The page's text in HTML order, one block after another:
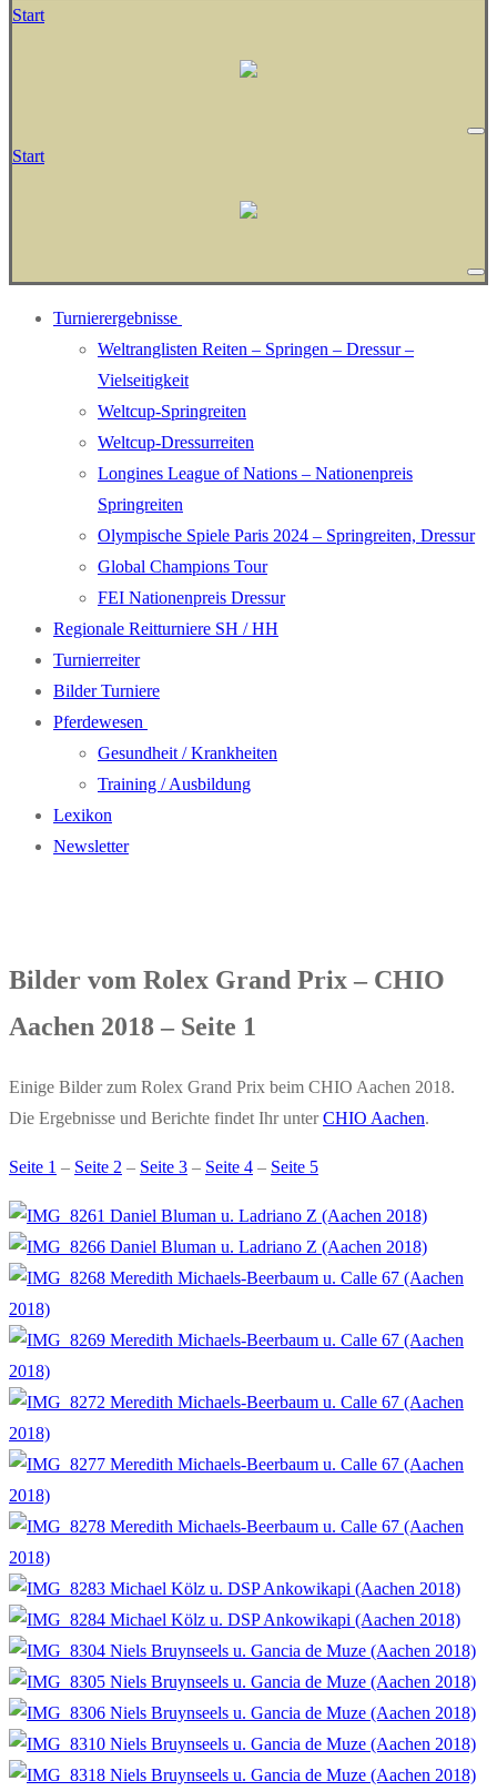
Start
Start
Turnierergebnisse
Weltranglisten Reiten – Springen – Dressur –
Vielseitigkeit
Weltcup-Springreiten
Weltcup-Dressurreiten
Longines League of Nations – Nationenpreis
Springreiten
Olympische Spiele Paris 2024 – Springreiten, Dressur
Global Champions Tour
FEI Nationenpreis Dressur
Regionale Reitturniere SH / HH
Turnierreiter
Bilder Turniere
Pferdewesen
Gesundheit / Krankheiten
Training / Ausbildung
Lexikon
Newsletter
Bilder vom Rolex Grand Prix – CHIO
Aachen 2018 – Seite 1
Einige Bilder zum Rolex Grand Prix beim CHIO Aachen 2018.
Die Ergebnisse und Berichte findet Ihr unterCHIO Aachen.
Seite 1 – Seite 2 – Seite 3 – Seite 4 – Seite 5